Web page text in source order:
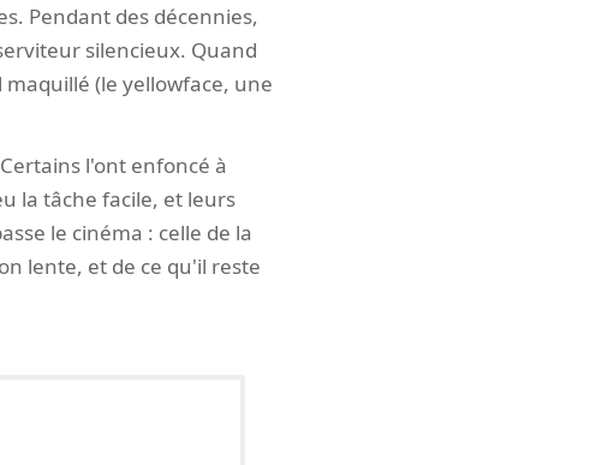
Pendant des décennies,
silencieux. Quand
(le yellowface, une
l'ont enfoncé à
la tâche facile, et leurs
le cinéma : celle de la
lente, et de ce qu'il reste